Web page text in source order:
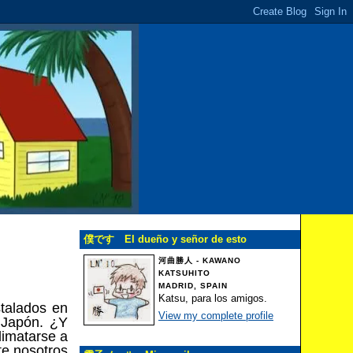
en
¿Y
a
僕です El dueño y señor de esto
河曲勝人 - KAWANO
KATSUHITO
MADRID, SPAIN
Katsu, para los amigos.
View my complete profile